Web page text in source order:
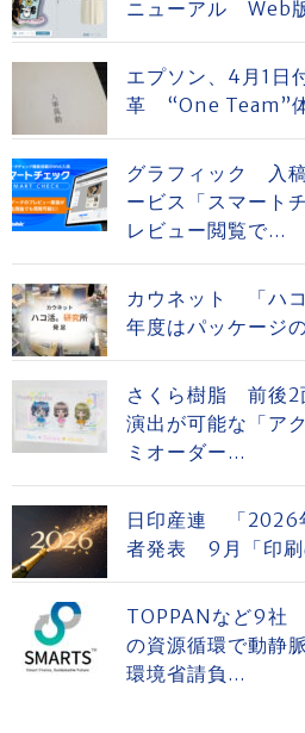
ニューアル Web
エプソン、4月1日
革 “One Team”
グラフィック 入
ービス「スマート
レビュー閲覧で...
カウネット 「ハ
年度はパッケージ
さくら樹脂 前後2
演出が可能な「ア
ミオーダー...
日印産連 「2026
者発表 9月「印刷
TOPPANなど9社
の資源循環で動静
環境省請負...